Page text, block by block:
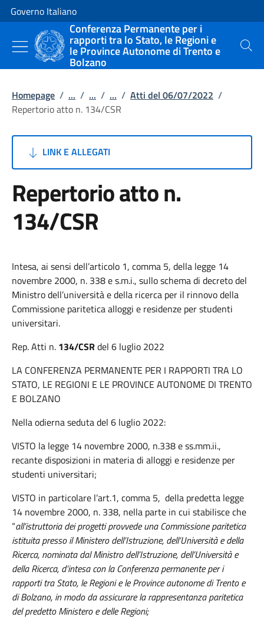
Vai al contenuto
Vai alla navigazione del sito
Governo Italiano
Conferenza Permanente per i
rapporti tra lo Stato, le Regioni e
le Province Autonome di Trento e
Bolzano
Cerca
Homepage / ... / ... / ... / Atti del 06/07/2022 /
Repertorio atto n. 134/CSR
LINK E ALLEGATI
Repertorio atto n.
134/CSR
Intesa, ai sensi dell’articolo 1, comma 5, della legge 14
novembre 2000, n. 338 e s.m.i., sullo schema di decreto del
Ministro dell’università e della ricerca per il rinnovo della
Commissione paritetica alloggi e residenze per studenti
universitari.
Rep. Atti n. 134/CSRdel 6 luglio 2022
LA CONFERENZA PERMANENTE PER I RAPPORTI TRA LO
STATO, LE REGIONI E LE PROVINCE AUTONOME DI TRENTO
E BOLZANO
Nella odierna seduta del 6 luglio 2022:
VISTO la legge 14 novembre 2000, n.338 e ss.mm.ii.,
recante disposizioni in materia di alloggi e residenze per
studenti universitari;
VISTO in particolare l’art.1, comma 5, della predetta legge
14 novembre 2000, n. 338, nella parte in cui stabilisce che
“all’istruttoria dei progetti provvede una Commissione paritetica
istituita presso il Ministero dell’Istruzione, dell’Università e della
Ricerca, nominata dal Ministro dell’Istruzione, dell’Università e
della Ricerca, d’intesa con la Conferenza permanente per i
rapporti tra Stato, le Regioni e le Province autonome di Trento e
di Bolzano, in modo da assicurare la rappresentanza paritetica
del predetto Ministero e delle Regioni;